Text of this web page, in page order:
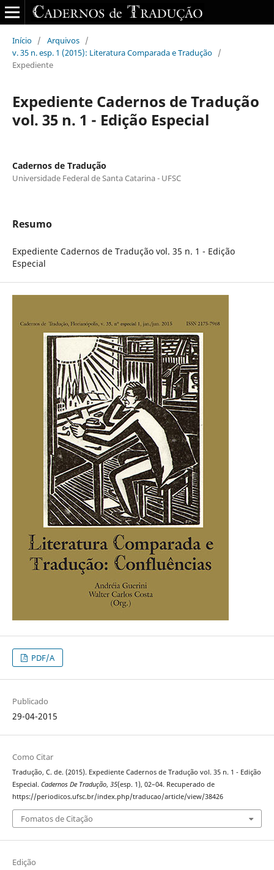
Início / Arquivos /
v. 35 n. esp. 1 (2015): Literatura Comparada e Tradução /
Expediente
Expediente Cadernos de Tradução
vol. 35 n. 1 - Edição Especial
Cadernos de Tradução
Universidade Federal de Santa Catarina - UFSC
Resumo
Expediente Cadernos de Tradução vol. 35 n. 1 - Edição
Especial
PDF/A
Publicado
29-04-2015
Como Citar
Tradução, C. de. (2015). Expediente Cadernos de Tradução vol. 35 n. 1 - Edição
Especial. Cadernos De Tradução, 35(esp. 1), 02–04. Recuperado de
https://periodicos.ufsc.br/index.php/traducao/article/view/38426
Fomatos de Citação
Edição